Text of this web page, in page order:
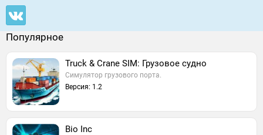
Популярное
Truck & Crane SIM: Грузовое судно
Симулятор грузового порта.
Версия: 1.2
Bio Inc